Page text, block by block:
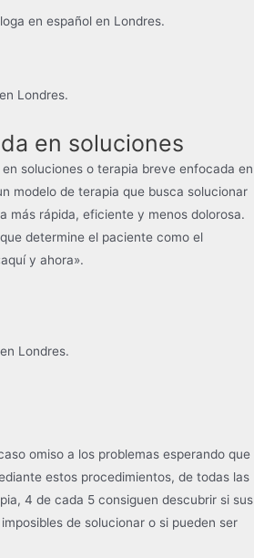
en soluciones
soluciones o terapia breve enfocada en
modelo de terapia que busca solucionar
más rápida, eficiente y menos dolorosa.
determine el paciente como el
y ahora».
omiso a los problemas esperando que
estos procedimientos, de todas las
4 de cada 5 consiguen descubrir si sus
de solucionar o si pueden ser